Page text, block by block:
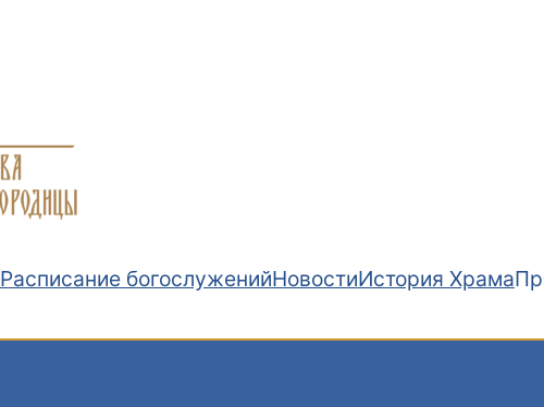
Расписание богослуженийНовостиИстория Храма